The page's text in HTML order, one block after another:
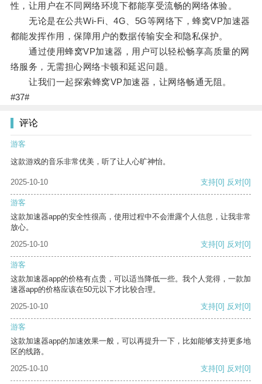
性，让用户在不同网络环境下都能享受流畅的网络体验。
无论是在公共Wi-Fi、4G、5G等网络下，蜂窝VP加速器
都能发挥作用，保障用户的数据传输安全和隐私保护。
通过使用蜂窝VP加速器，用户可以轻松畅享高质量的网
络服务，无需担心网络卡顿和延迟问题。
让我们一起探索蜂窝VP加速器，让网络畅通无阻。
#37#
评论
游客
这款游戏的音乐非常优美，听了让人心旷神怡。
2025-10-10 支持[0] 反对[0]
游客
这款加速器app的安全性很高，使用过程中不会泄露个人信息，让我非常
放心。
2025-10-10
支持[0] 反对[0]
游客
这款加速器app的价格有点贵，可以适当降低一些。我个人觉得，一款加
速器app的价格应该在50元以下才比较合理。
2025-10-10
支持[0] 反对[0]
游客
这款加速器app的加速效果一般，可以再提升一下，比如能够支持更多地
区的线路。
2025-10-10
支持[0] 反对[0]